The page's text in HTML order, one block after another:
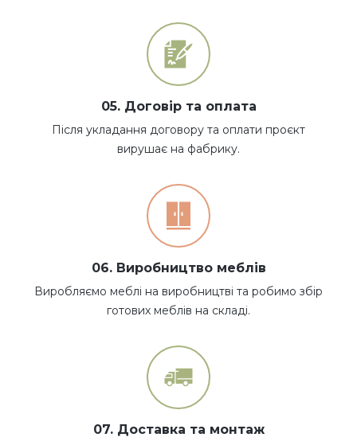
05. Договір та оплата
Після укладання договору та оплати проєкт
вирушає на фабрику.
06. Виробництво меблів
Виробляємо меблі на виробництві та робимо збір
готових меблів на складі.
07. Доставка та монтаж